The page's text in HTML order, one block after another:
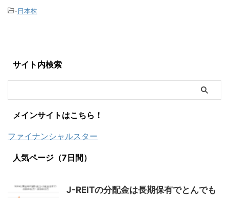
-日本株
サイト内検索
メインサイトはこちら！
ファイナンシャルスター
人気ページ（7日間）
J-REITの分配金は長期保有でとんでも